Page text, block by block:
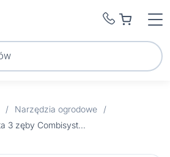
/ Narzędzia ogrodowe
/
Gardena Motyczka prosta 3 zęby Combisystem 9cm 3219